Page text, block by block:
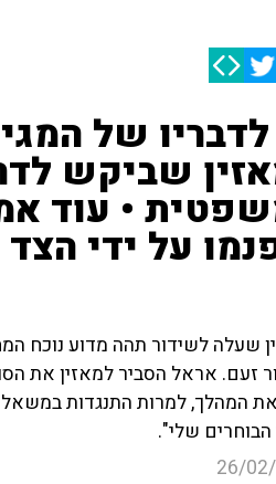
לדבריו של
שביקש
• עוד
על ידי
שעלה לשידור תהה מדוע נוכח
זעם. אראל הסביר למאזין את
המהלך, למרות התנגדות
שלי".
26/